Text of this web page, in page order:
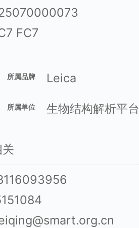
FC7
所属品牌 Leica
所属单位 生物结构解析平台